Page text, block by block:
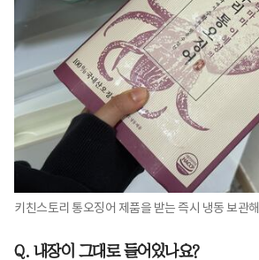
키친스토리 통오징어 제품을 받는 즉시 냉동 보관
Q. 내장이 그대로 들어있나요?